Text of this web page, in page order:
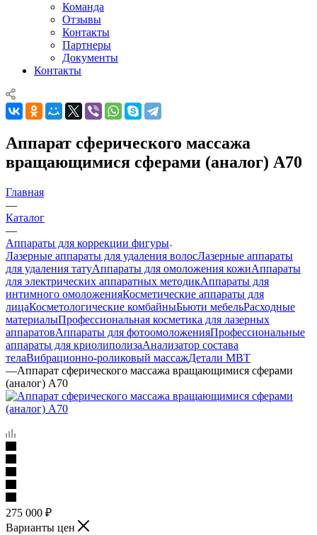
Команда
Отзывы
Контакты
Партнеры
Документы
Контакты
Аппарат сферического массажа
вращающимися сферами (аналог) А70
Главная
—
Каталог
—
Аппараты для коррекции фигуры
Лазерные аппараты для удаления волосЛазерные аппараты
для удаления татуАппараты для омоложения кожиАппараты
для электрических аппаратных методикАппараты для
интимного омоложенияКосметические аппараты для
лицаКосметологические комбайныБьюти мебельРасходные
материалыПрофессиональная косметика для лазерных
аппаратовАппараты для фотоомоложенияПрофессиональные
аппараты для криолиполизаАнализатор состава
телаВибрационно-роликовый массажДетали MBT
—Аппарат сферического массажа вращающимися сферами
(аналог) А70
275 000 ₽
Варианты цен